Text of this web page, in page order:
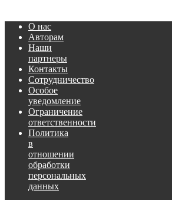
О нас
Авторам
Наши
партнеры
Контакты
Сотрудничество
Особое
уведомление
Ограничение
ответственности
Политика
в
отношении
обработки
персональных
данных